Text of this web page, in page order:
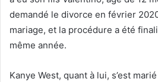
demandé le divorce en février
mariage, et la procédure a été
même année.
Kanye West, quant à lui, s’est